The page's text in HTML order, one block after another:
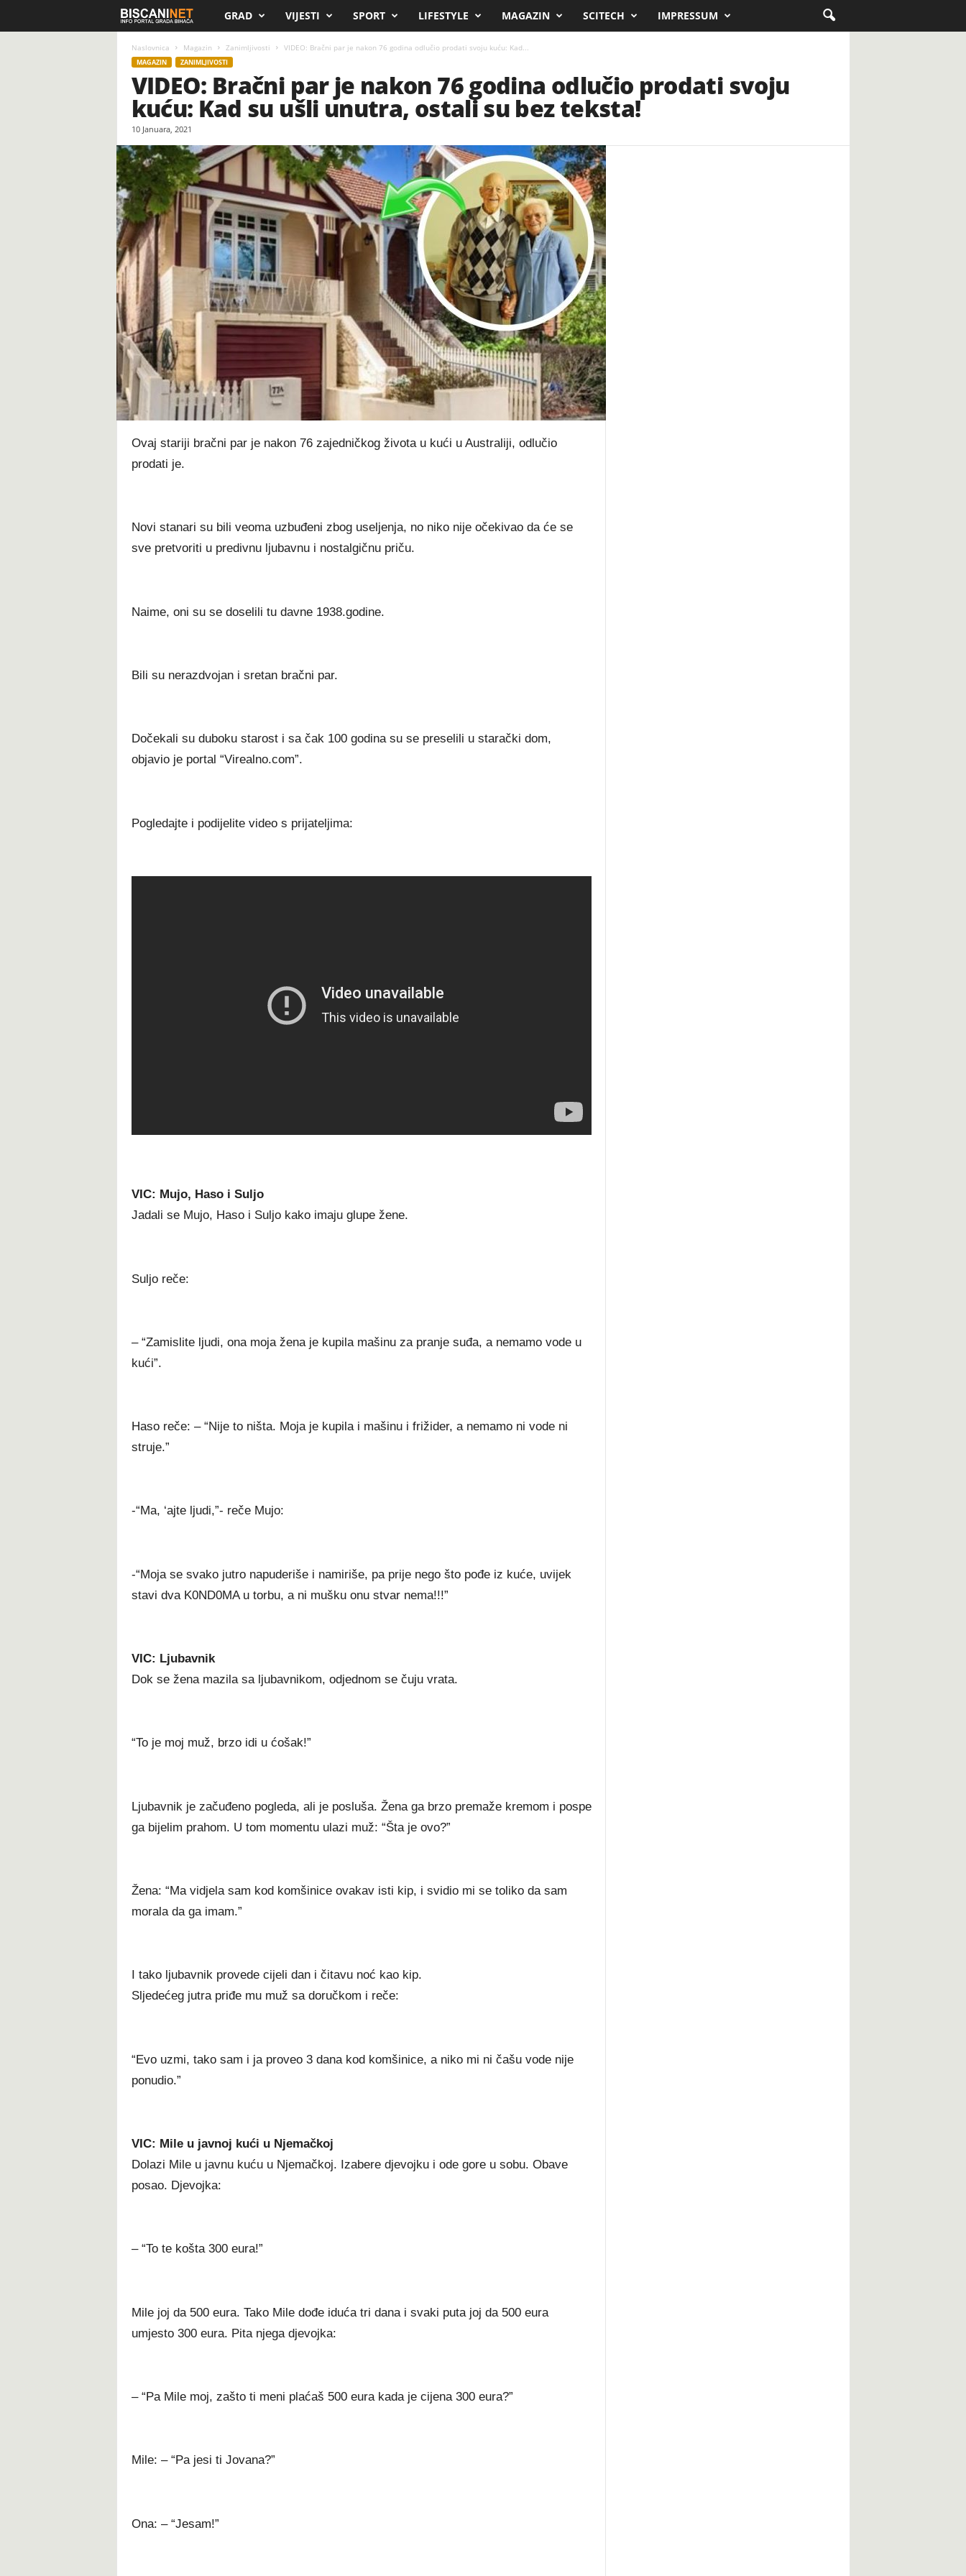
s
c
n
i
.
n
e
GRAD VIJESTI SPORT LIFESTYLE MAGAZIN SCITECH IMPRESSUM
Naslovnica Magazin Zanimljivosti VIDEO: Bračni par je nakon 76 godina odlučio prodati svoju kuću: Kad...
MAGAZIN ZANIMLJIVOSTI
VIDEO: Bračni par je nakon 76 godina odlučio prodati svoju
kuću: Kad su ušli unutra, ostali su bez teksta!
10 Januara, 2021
Ovaj stariji bračni par je nakon 76 zajedničkog života u kući u Australiji, odlučio
prodati je.
Novi stanari su bili veoma uzbuđeni zbog useljenja, no niko nije očekivao da će se
sve pretvoriti u predivnu ljubavnu i nostalgičnu priču.
Naime, oni su se doselili tu davne 1938.godine.
Bili su nerazdvojan i sretan bračni par.
Dočekali su duboku starost i sa čak 100 godina su se preselili u starački dom,
objavio je portal “Virealno.com”.
Pogledajte i podijelite video s prijateljima:
VIC: Mujo, Haso i Suljo
Jadali se Mujo, Haso i Suljo kako imaju glupe žene.
Suljo reče:
– “Zamislite ljudi, ona moja žena je kupila mašinu za pranje suđa, a nemamo vode u
kući”.
Haso reče: – “Nije to ništa. Moja je kupila i mašinu i frižider, a nemamo ni vode ni
struje.”
-“Ma, ‘ajte ljudi,”- reče Mujo:
-“Moja se svako jutro napuderiše i namiriše, pa prije nego što pođe iz kuće, uvijek
stavi dva K0ND0MA u torbu, a ni mušku onu stvar nema!!!”
VIC: Ljubavnik
Dok se žena mazila sa ljubavnikom, odjednom se čuju vrata.
“To je moj muž, brzo idi u ćošak!”
Ljubavnik je začuđeno pogleda, ali je posluša. Žena ga brzo premaže kremom i pospe
ga bijelim prahom. U tom momentu ulazi muž: “Šta je ovo?”
Žena: “Ma vidjela sam kod komšinice ovakav isti kip, i svidio mi se toliko da sam
morala da ga imam.”
I tako ljubavnik provede cijeli dan i čitavu noć kao kip.
Sljedećeg jutra priđe mu muž sa doručkom i reče:
“Evo uzmi, tako sam i ja proveo 3 dana kod komšinice, a niko mi ni čašu vode nije
ponudio.”
VIC: Mile u javnoj kući u Njemačkoj
Dolazi Mile u javnu kuću u Njemačkoj. Izabere djevojku i ode gore u sobu. Obave
posao. Djevojka:
– “To te košta 300 eura!”
Mile joj da 500 eura. Tako Mile dođe iduća tri dana i svaki puta joj da 500 eura
umjesto 300 eura. Pita njega djevojka:
– “Pa Mile moj, zašto ti meni plaćaš 500 eura kada je cijena 300 eura?”
Mile: – “Pa jesi ti Jovana?”
Ona: – “Jesam!”